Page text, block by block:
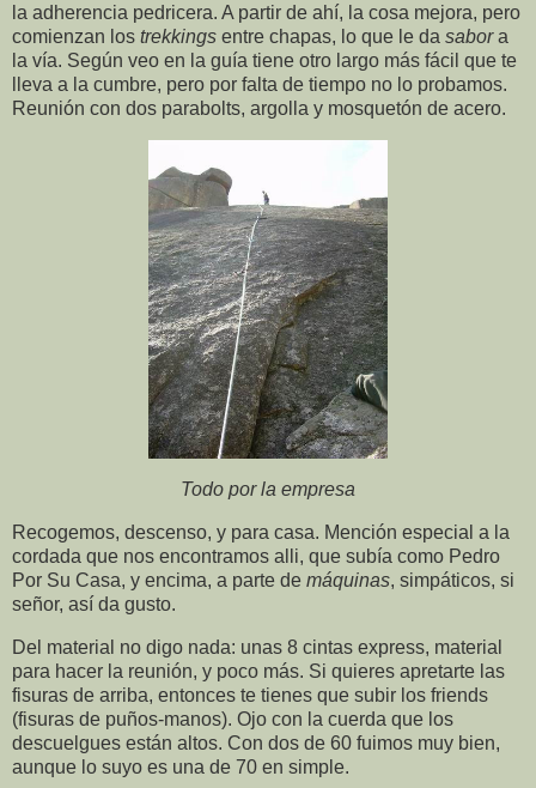
la adherencia pedricera. A partir de ahí, la cosa mejora, pero
comienzan los trekkings entre chapas, lo que le da sabora
la vía. Según veo en la guía tiene otro largo más fácil que te
lleva a la cumbre, pero por falta de tiempo no lo probamos.
Reunión con dos parabolts, argolla y mosquetón de acero.
Todo por la empresa
Recogemos, descenso, y para casa. Mención especial a la
cordada que nos encontramos alli, que subía como Pedro
Por Su Casa, y encima, a parte de máquinas, simpáticos, si
señor, así da gusto.
Del material no digo nada: unas 8 cintas express, material
para hacer la reunión, y poco más. Si quieres apretarte las
fisuras de arriba, entonces te tienes que subir los friends
(fisuras de puños-manos). Ojo con la cuerda que los
descuelgues están altos. Con dos de 60 fuimos muy bien,
aunque lo suyo es una de 70 en simple.